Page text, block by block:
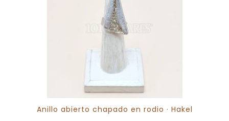
Anillo abierto chapado en rodio · Hakel